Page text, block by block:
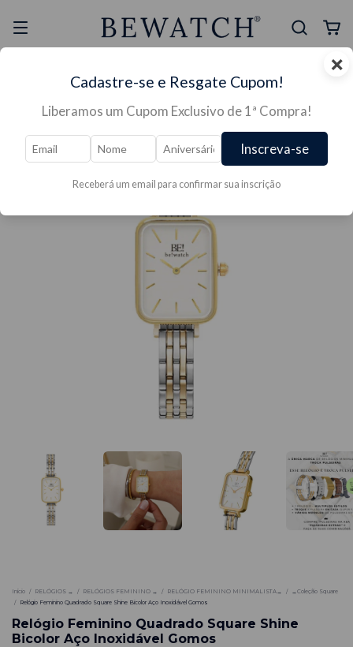
Mais Segura Lojas Físicas
Início / RELÓGIOS → / RELÓGIOS FEMININO → / RELÓGIO FEMININO MINIMALISTA→ /
→Coleção Square
/
Relógio Feminino Quadrado Square Shine Bicolor Aço Inoxidável Gomos
Relógio Feminino Quadrado Square Shine
Bicolor Aço Inoxidável Gomos
×
Cadastre-se e Resgate Cupom!
Liberamos um Cupom Exclusivo de 1ª Compra!
Inscreva-se
Receberá um email para confirmar sua inscrição